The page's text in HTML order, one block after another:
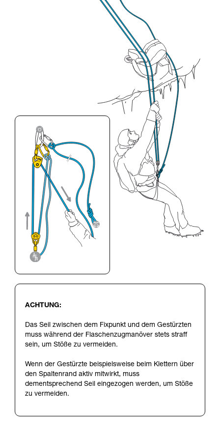
ACHTUNG:
Das Seil zwischen dem Fixpunkt und dem Gestürzten
muss während der Flaschenzugmanöver stets straff
sein, um Stöße zu vermeiden.
Wenn der Gestürzte beispielsweise beim Klettern über
den Spaltenrand aktiv mitwirkt, muss
dementsprechend Seil eingezogen werden, um Stöße
zu vermeiden.